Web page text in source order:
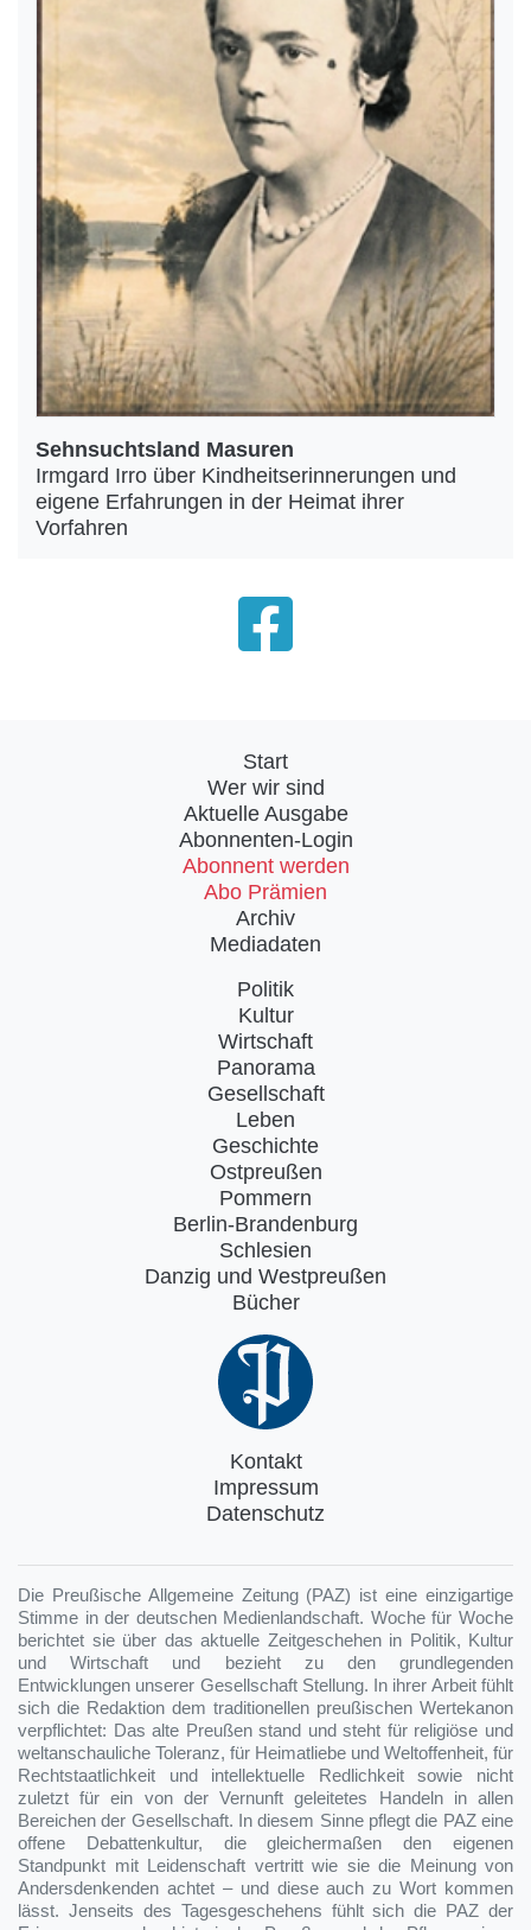
Sehnsuchtsland Masuren
Irmgard Irro über Kindheitserinnerungen und
eigene Erfahrungen in der Heimat ihrer
Vorfahren
Start
Wer wir sind
Aktuelle Ausgabe
Abonnenten-Login
Abonnent werden
Abo Prämien
Archiv
Mediadaten
Politik
Kultur
Wirtschaft
Panorama
Gesellschaft
Leben
Geschichte
Ostpreußen
Pommern
Berlin-Brandenburg
Schlesien
Danzig und Westpreußen
Bücher
Kontakt
Impressum
Datenschutz
Die Preußische Allgemeine Zeitung (PAZ) ist eine einzigartige
Stimme in der deutschen Medienlandschaft. Woche für Woche
berichtet sie über das aktuelle Zeitgeschehen in Politik, Kultur
und Wirtschaft und bezieht zu den grundlegenden
Entwicklungen unserer Gesellschaft Stellung. In ihrer Arbeit fühlt
sich die Redaktion dem traditionellen preußischen Wertekanon
verpflichtet: Das alte Preußen stand und steht für religiöse und
weltanschauliche Toleranz, für Heimatliebe und Weltoffenheit, für
Rechtstaatlichkeit und intellektuelle Redlichkeit sowie nicht
zuletzt für ein von der Vernunft geleitetes Handeln in allen
Bereichen der Gesellschaft. In diesem Sinne pflegt die PAZ eine
offene Debattenkultur, die gleichermaßen den eigenen
Standpunkt mit Leidenschaft vertritt wie sie die Meinung von
Andersdenkenden achtet – und diese auch zu Wort kommen
lässt. Jenseits des Tagesgeschehens fühlt sich die PAZ der